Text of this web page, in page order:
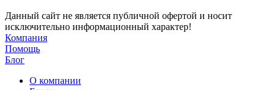
Данный сайт не является публичной офертой и носит
исключительно информационный характер!
Компания
Помощь
Блог
О компании